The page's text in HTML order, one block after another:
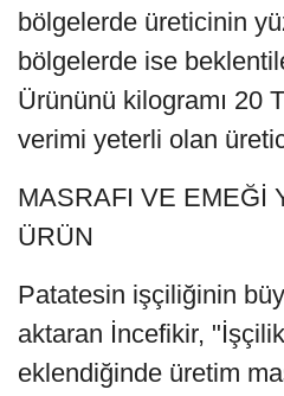
bölgelerde üreticinin
bölgelerde ise
Ürününü kilogramı 20
verimi yeterli olan
MASRAFI VE EMEĞİ
ÜRÜN
Patatesin işçiliğinin
aktaran İncefikir,
eklendiğinde üretim